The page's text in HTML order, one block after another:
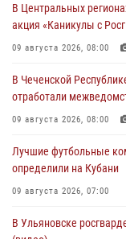
В Центральных
акция «Каникулы с
09 августа 2026, 08:00
В Чеченской
отработали
09 августа 2026, 08:00
Лучшие футбольные
определили на Кубани
09 августа 2026, 07:00
В Ульяновске